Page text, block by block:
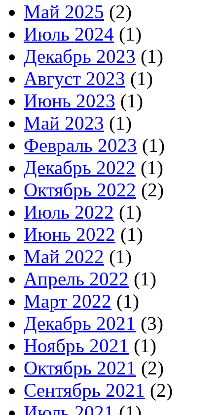
Май 2025 (2)
Июль 2024 (1)
Декабрь 2023 (1)
Август 2023 (1)
Июнь 2023 (1)
Май 2023 (1)
Февраль 2023 (1)
Декабрь 2022 (1)
Октябрь 2022 (2)
Июль 2022 (1)
Июнь 2022 (1)
Май 2022 (1)
Апрель 2022 (1)
Март 2022 (1)
Декабрь 2021 (3)
Ноябрь 2021 (1)
Октябрь 2021 (2)
Сентябрь 2021 (2)